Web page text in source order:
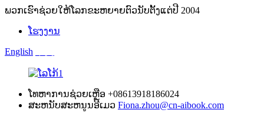
ພວກ​ເຮົາ​ຊ່ວຍ​ໃຫ້​ໂລກ​ຂະ​ຫຍາຍ​ຕົວ​ນັບ​ຕັ້ງ​ແຕ່​ປີ 2004​
ໂຮງງານ
English
ໂທຫາການຊ່ວຍເຫຼືອ +08613918186024
ສະຫນັບສະຫນູນອີເມວ Fiona.zhou@cn-aibook.com